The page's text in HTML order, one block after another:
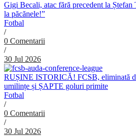
Gigi Becali, atac fără precedent la
la păcănele!”
Fotbal
/
0 Comentarii
/
30 Jul 2026
RUȘINE ISTORICĂ! FCSB, eliminată
umilințe și ȘAPTE goluri primite
Fotbal
/
0 Comentarii
/
30 Jul 2026